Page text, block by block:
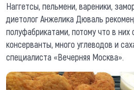
Наггетсы, пельмени, вареники,
диетолог Анжелика Дюваль
полуфабрикатами, потому что в них
консерванты, много углеводов и
специалиста «Вечерняя Москва».